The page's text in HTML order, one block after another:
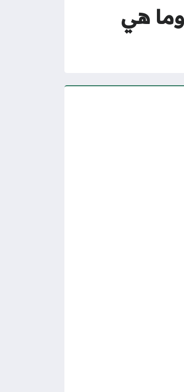
متى يسقط طلب نقل الكفالة في السعودية 2025 وما هي